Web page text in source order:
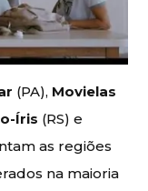
(PA), Movielas
Íris (RS) e
as regiões
na maioria